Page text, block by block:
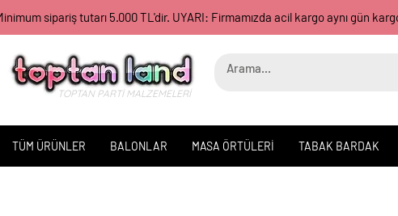
sipariş tutarı 5.000 TL'dir. UYARI: Firmamızda acil kargo aynı gün
TOPTAN PARTİ MALZEMELERİ
TÜM ÜRÜNLER BALONLAR MASA ÖRTÜLERİ TABAK BARDAK